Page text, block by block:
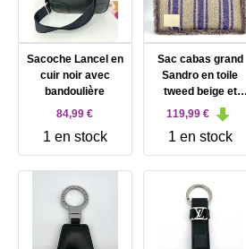
Sacoche Lancel en
cuir noir avec
bandoulière
84,99 €
1 en stock
Sac cabas grand
Sandro en toile
tweed beige et
violet
119,99 €
1 en stock